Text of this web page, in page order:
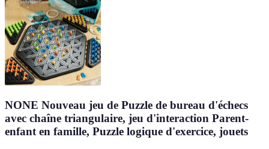
NONE Nouveau jeu de Puzzle de bureau d'échecs
avec chaîne triangulaire, jeu d'interaction Parent-
enfant en famille, Puzzle logique d'exercice, jouets